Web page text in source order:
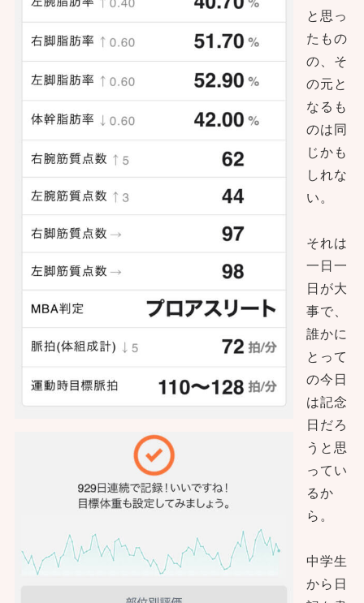
と思っ
たもの
の、そ
の元と
なるも
のは同
じかも
しれな
い。
それは
一日一
日が大
事で、
誰かに
とって
の今日
は記念
日だろ
うと思
ってい
るか
ら。
中学生
から日